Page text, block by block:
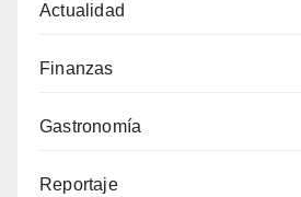
Actualidad
Finanzas
Gastronomía
Reportaje